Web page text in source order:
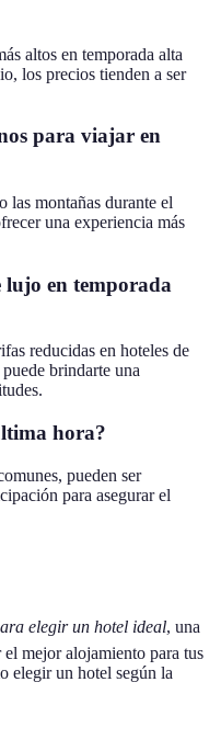
altos en temporada alta
los precios tienden a ser
para viajar en
las montañas durante el
una experiencia más
lujo en temporada
reducidas en hoteles de
brindarte una
hora?
pueden ser
para asegurar el
elegir un hotel ideal, una
mejor alojamiento para tus
elegir un hotel según la